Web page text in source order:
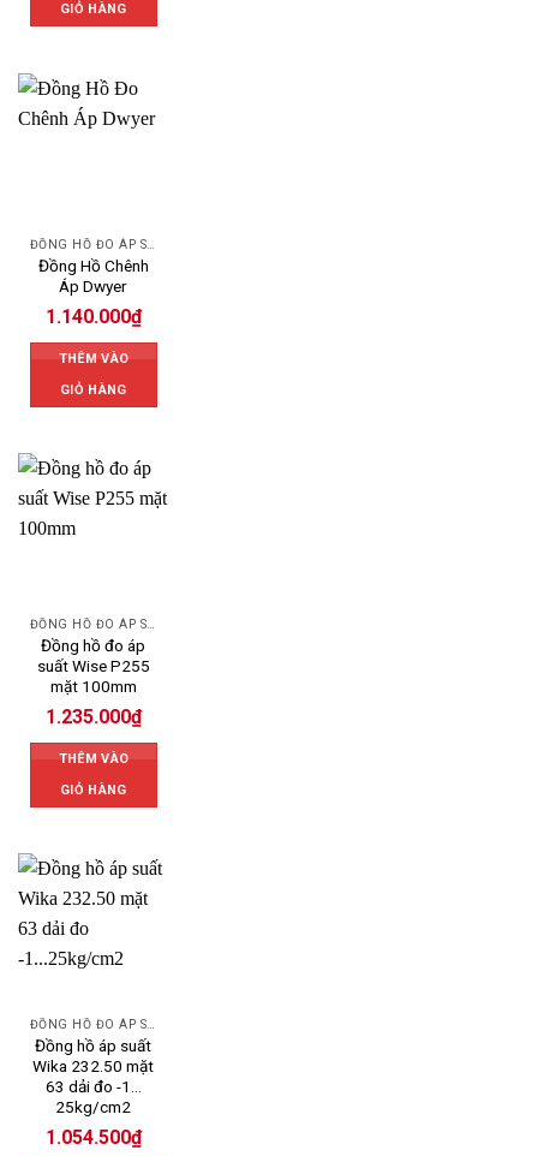
GIỎ HÀNG
Đồng Hồ Chênh
Áp Dwyer
1.140.000₫
THÊM VÀO
GIỎ HÀNG
Đồng hồ đo áp
suất Wise P255
mặt 100mm
1.235.000₫
THÊM VÀO
GIỎ HÀNG
ĐỒNG HỒ ĐO ÁP SUẤT
Đồng hồ áp suất
Wika 232.50 mặt
63 dải đo -1…
25kg/cm2
1.054.500₫